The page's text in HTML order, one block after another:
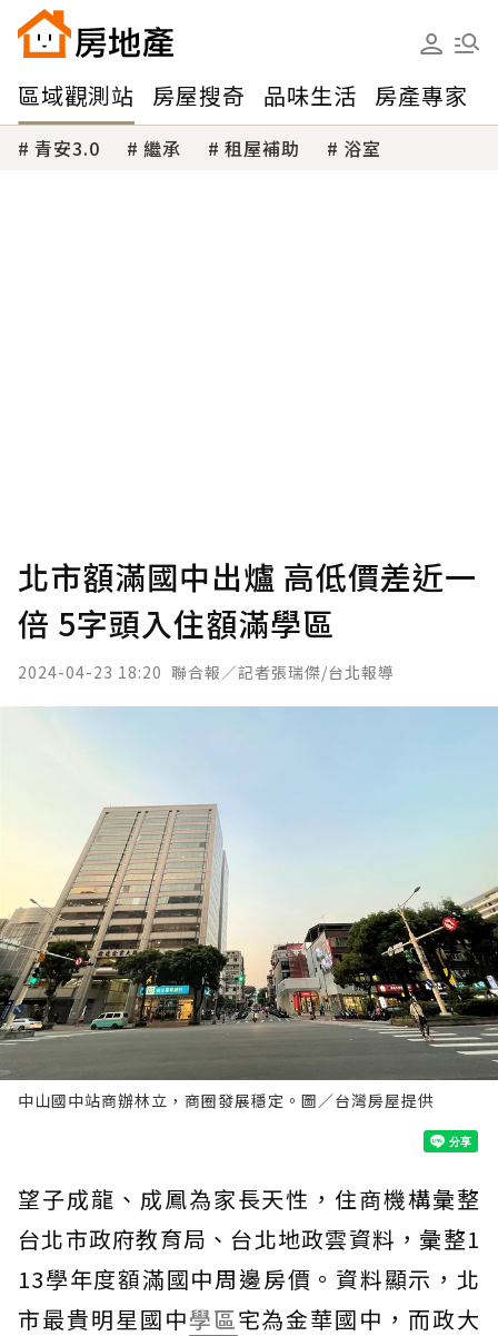
區域觀測站 房屋搜奇 品味生活 房產專家
青安3.0 繼承 租屋補助 浴室
北市額滿國中出爐 高低價差近一
倍 5字頭入住額滿學區
2024-04-23 18:20 聯合報／記者張瑞傑/台北報導
中山國中站商辦林立，商圈發展穩定。圖／台灣房屋提供
望子成龍、成鳳為家長天性，住商機構彙整
台北市政府教育局、台北地政雲資料，彙整1
13學年度額滿國中周邊房價。資料顯示，北
市最貴明星國中學區宅為金華國中，而政大